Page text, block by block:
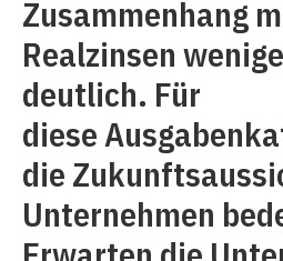
Zusammenhang
Realzinsen
deutlich. Für
diese
die
Unternehmen